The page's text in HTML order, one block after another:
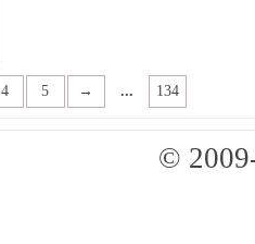
4 5 → ... 134
©